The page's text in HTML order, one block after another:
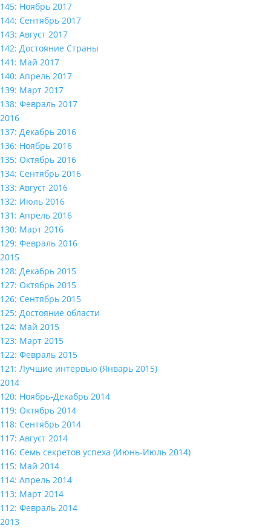
145: Ноябрь 2017
144: Сентябрь 2017
143: Август 2017
142: Достояние Страны
141: Май 2017
140: Апрель 2017
139: Март 2017
138: Февраль 2017
2016
137: Декабрь 2016
136: Ноябрь 2016
135: Октябрь 2016
134: Сентябрь 2016
133: Август 2016
132: Июль 2016
131: Апрель 2016
130: Март 2016
129: Февраль 2016
2015
128: Декабрь 2015
127: Октябрь 2015
126: Сентябрь 2015
125: Достояние области
124: Май 2015
123: Март 2015
122: Февраль 2015
121: Лучшие интервью (Январь 2015)
2014
120: Ноябрь-Декабрь 2014
119: Октябрь 2014
118: Сентябрь 2014
117: Август 2014
116: Семь секретов успеха (Июнь-Июль 2014)
115: Май 2014
114: Апрель 2014
113: Март 2014
112: Февраль 2014
2013